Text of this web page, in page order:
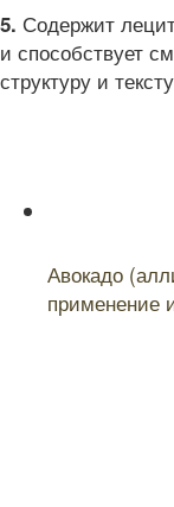
5. Содержит
и способствует
структуру и
Авокадо
применение